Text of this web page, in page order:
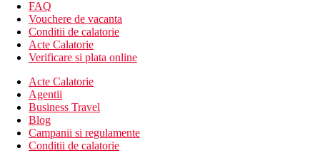
Camere
Camera dubla, vedere laterala la mare:
Alte tipuri de camere
Camera dubla, vedere la mare: vedere la mare.
Camera dubla, vedere laterala la mare, comunicate: 2
Mese
All inclusive
FAQ
Vouchere de vacanta
Conditii de calatorie
Acte Calatorie
Verificare si plata online
Acte Calatorie
Agentii
Business Travel
Blog
Campanii si regulamente
Conditii de calatorie